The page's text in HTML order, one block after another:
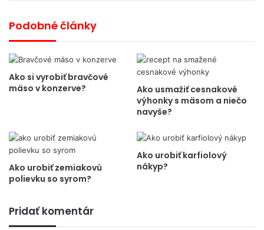
Podobné články
Ako si vyrobiť bravčové
mäso v konzerve?
Ako usmažiť cesnakové
výhonky s mäsom a niečo
navyše?
Ako urobiť zemiakovú
polievku so syrom?
Ako urobiť karfiolový
nákyp?
Pridať komentár